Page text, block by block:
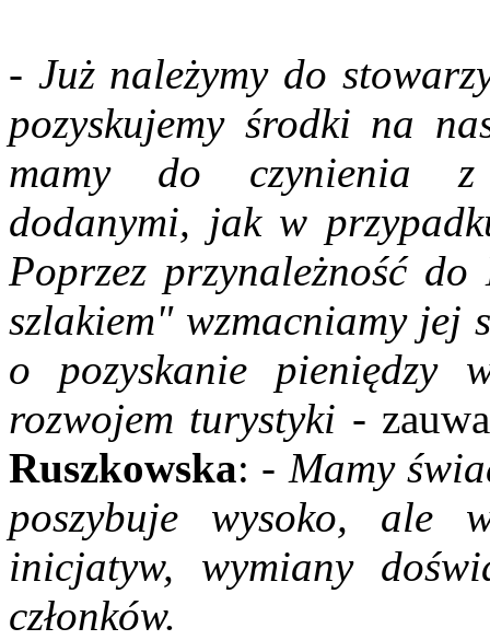
- Już należymy do
pozyskujemy środki na
mamy do czynienia z
dodanymi, jak w
Poprzez przynależność
szlakiem" wzmacniamy jej
o pozyskanie pieniędzy
rozwojem turystyki -
Ruszkowska: - Mamy
poszybuje wysoko, ale
inicjatyw, wymiany
członków.